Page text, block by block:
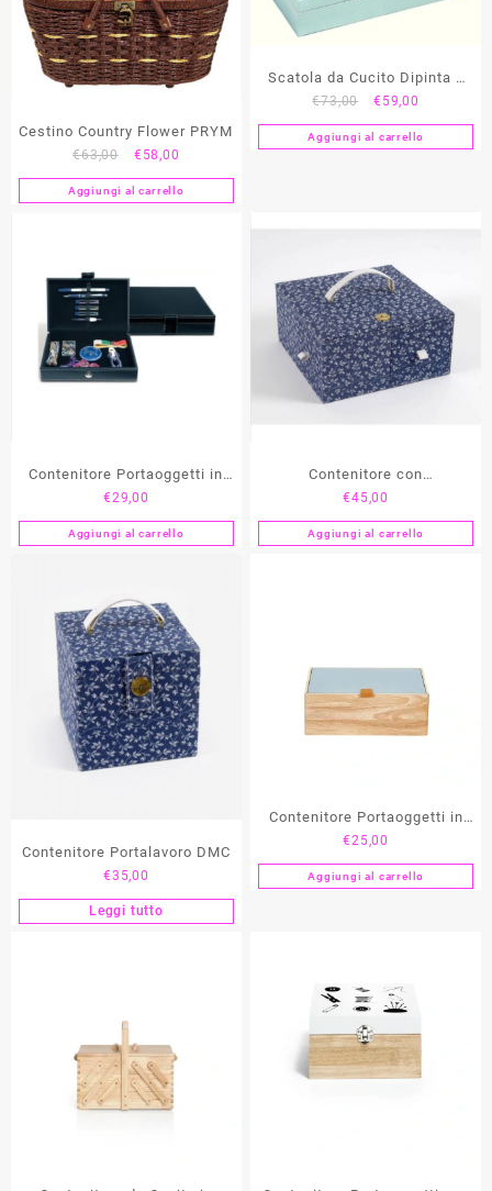
Cestino Country Flower PRYM
€63,00
Il
prezzo
originale
€ 58,00
prezzo
attuale
Aggiungi al carrello
Scatola da Cucito Dipinta a
Mano PRYM
€73,00
Il
prezzo
originale
€ 59,00
prezzo
attuale
Aggiungi al carrello
Contenitore Portaoggetti in
Simil-Pelle PRYM
€29,00
Aggiungi al carrello
Contenitore con
Scompartimenti DMC
€45,00
Aggiungi al carrello
Contenitore Portalavoro DMC
€35,00
Leggi tutto
Contenitore Portaoggetti in
Legno PRYM
€25,00
Aggiungi al carrello